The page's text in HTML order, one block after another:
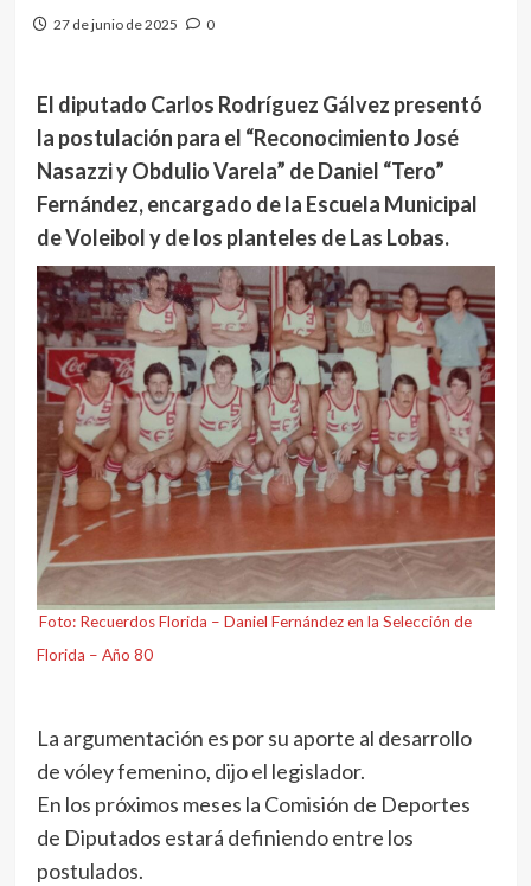
27 de junio de 2025 0
El diputado Carlos Rodríguez Gálvez presentó
la postulación para el “Reconocimiento José
Nasazzi y Obdulio Varela” de Daniel “Tero”
Fernández, encargado de la Escuela Municipal
de Voleibol y de los planteles de Las Lobas.
Foto: Recuerdos Florida – Daniel Fernández en la Selección de
Florida – Año 80
La argumentación es por su aporte al desarrollo
de vóley femenino, dijo el legislador.
En los próximos meses la Comisión de Deportes
de Diputados estará definiendo entre los
postulados.